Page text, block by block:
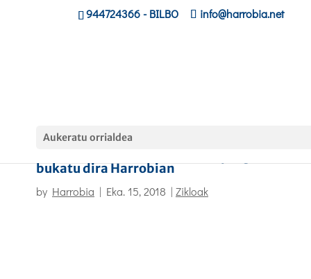
944724366- BILBO info@harrobia.net
Aukeratu orrialdea
bukatu dira Harrobian
by Harrobia | Eka. 15, 2018 | Zikloak